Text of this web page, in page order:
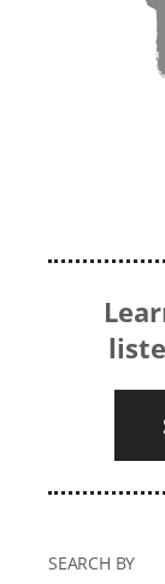
SEARCH BY